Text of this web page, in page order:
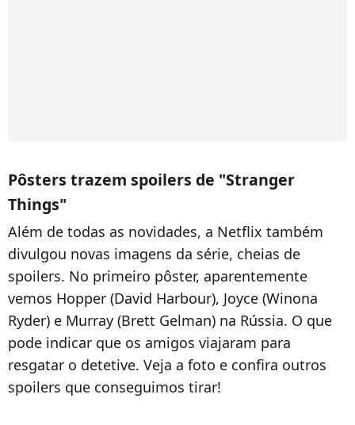
Pôsters trazem spoilers de "Stranger
Things"
Além de todas as novidades, a Netflix também
divulgou novas imagens da série, cheias de
spoilers. No primeiro pôster, aparentemente
vemos Hopper (David Harbour), Joyce (Winona
Ryder) e Murray (Brett Gelman) na Rússia. O que
pode indicar que os amigos viajaram para
resgatar o detetive. Veja a foto e confira outros
spoilers que conseguimos tirar!